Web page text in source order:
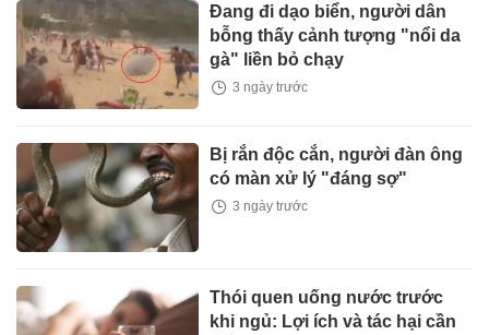
Đang đi dạo biển, người dân
bỗng thấy cảnh tượng "nổi da
gà" liền bỏ chạy
3 ngày trước
Bị rắn độc cắn, người đàn ông
có màn xử lý "đáng sợ"
3 ngày trước
Thói quen uống nước trước
khi ngủ: Lợi ích và tác hại cần